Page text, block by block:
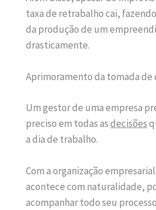
taxa de retrabalho cai,
da produção de um
drasticamente.
Aprimoramento da tomada de
Um gestor de uma empresa
preciso em todas asdecisões
a dia de trabalho.
Com a organização
acontece com naturalidade,
acompanhar todo seu